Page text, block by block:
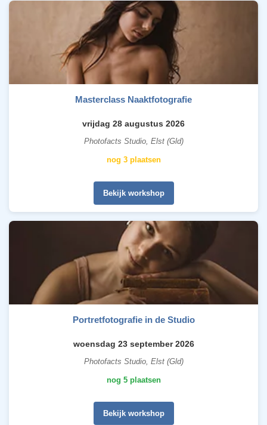
Masterclass Naaktfotografie
vrijdag 28 augustus 2026
Photofacts Studio, Elst (Gld)
nog 3 plaatsen
Bekijk workshop
Portretfotografie in de Studio
woensdag 23 september 2026
Photofacts Studio, Elst (Gld)
nog 5 plaatsen
Bekijk workshop